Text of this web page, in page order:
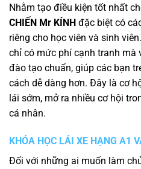
Nhằm tạo điều kiện tốt nhất
CHIẾN Mr KÍNH đặc biệt có
riêng cho học viên và sinh
chỉ có mức phí cạnh tranh mà
đào tạo chuẩn, giúp các bạn
cách dễ dàng hơn. Đây là cơ
lái sớm, mở ra nhiều cơ hội
cá nhân.
KHÓA HỌC LÁI XE HẠNG A1
Đối với những ai muốn làm